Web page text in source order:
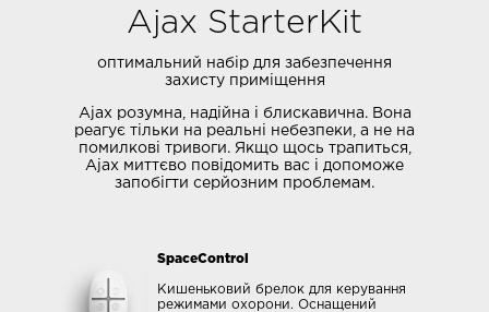
Ajax StarterKit
оптимальний набір для забезпечення
захисту приміщення
Ajax розумна, надійна і блискавична. Вона
реагує тільки на реальні небезпеки, а не на
помилкові тривоги. Якщо щось трапиться,
Ajax миттєво повідомить вас і допоможе
запобігти серйозним проблемам.
SpaceControl
Кишеньковий брелок для керування
режимами охорони. Оснащений